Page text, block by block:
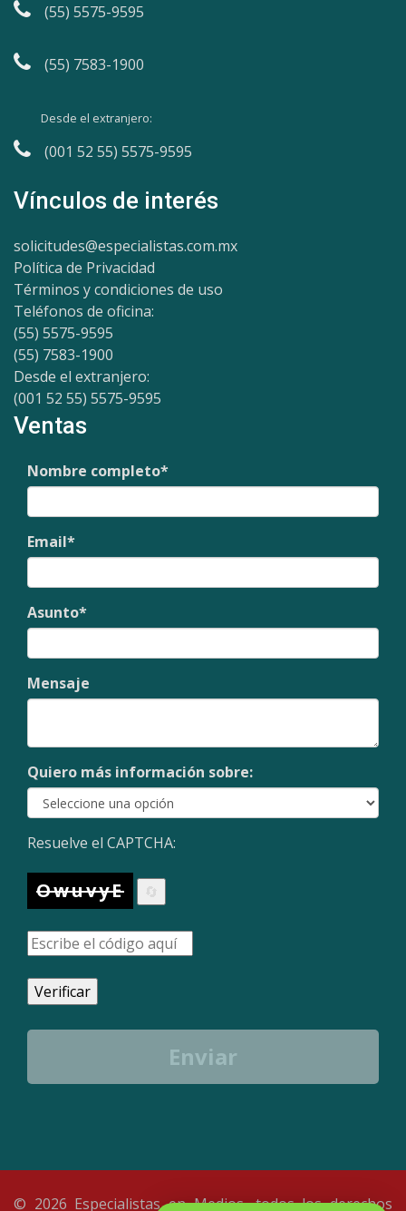
(55) 5575-9595
(55) 7583-1900
Desde el extranjero:
(001 52 55) 5575-9595
Vínculos de interés
solicitudes@especialistas.com.mx
Política de Privacidad
Términos y condiciones de uso
Teléfonos de oficina:
(55) 5575-9595
(55) 7583-1900
Desde el extranjero:
(001 52 55) 5575-9595
Ventas
Nombre completo*
Email*
Asunto*
Mensaje
Quiero más información sobre:
Resuelve el CAPTCHA:
OwuvyE
Verificar
Enviar
© 2026 Especialistas en Medios, todos los derechos